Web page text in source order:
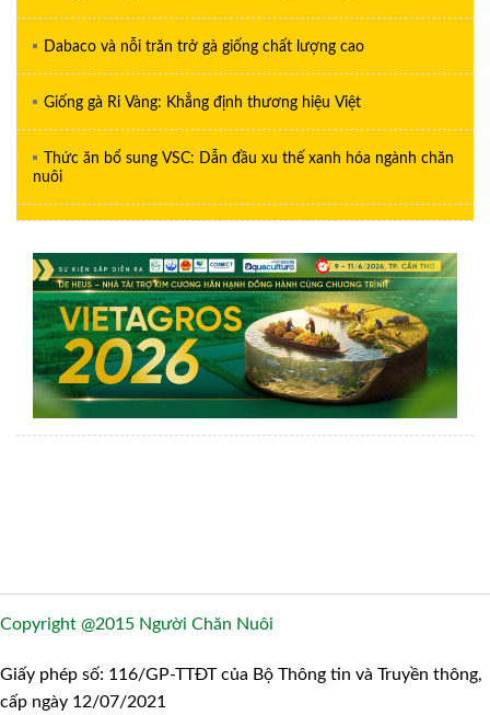
Dabaco và nỗi trăn trở gà giống chất lượng cao
Giống gà Ri Vàng: Khẳng định thương hiệu Việt
Thức ăn bổ sung VSC: Dẫn đầu xu thế xanh hóa ngành chăn
nuôi
Copyright @2015 Người Chăn Nuôi
Giấy phép số: 116/GP-TTĐT của Bộ Thông tin và Truyền thông,
cấp ngày 12/07/2021